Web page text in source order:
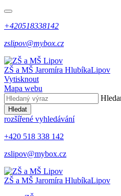
+420518338142
zslipov@mybox.cz
ZŠ a MŠ Jaromíra HlubíkaLipov
Vytisknout
Mapa webu
Hledat
rozšířené vyhledávání
+420 518 338 142
zslipov@mybox.cz
ZŠ a MŠ Jaromíra HlubíkaLipov